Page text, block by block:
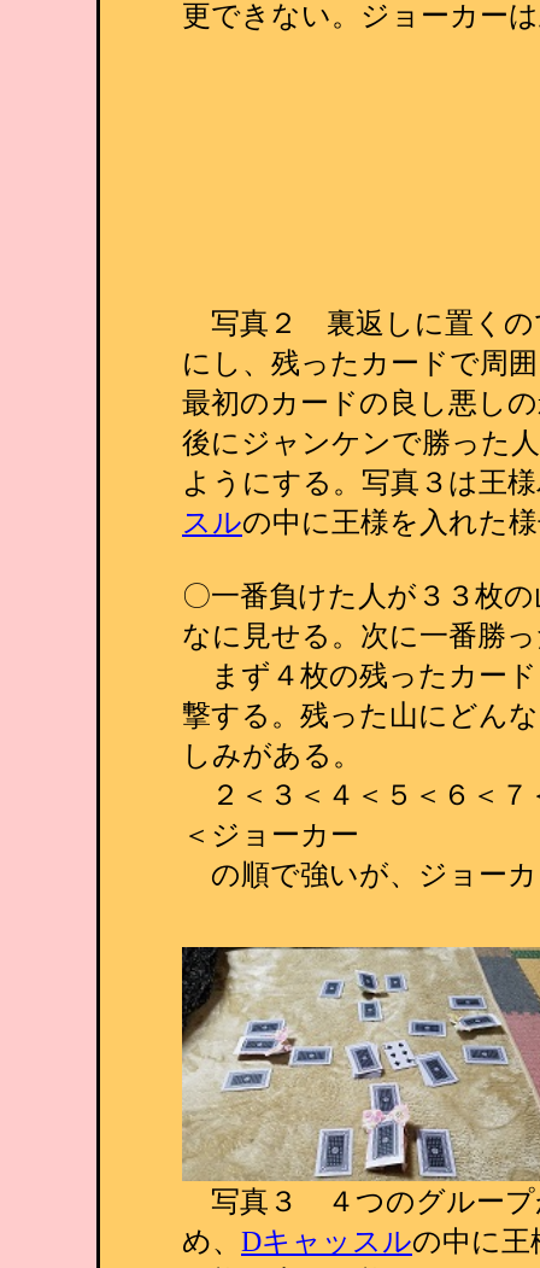
更できない。ジョーカー
写真２ 裏返しに置くの
にし、残ったカードで周
最初のカードの良し悪し
後にジャンケンで勝った
ようにする。 写真３は王
スルの中に王様を入れた
〇一番負けた人が３３枚
なに見せる。次に一番勝
まず４枚の残ったカー
撃する。残った山にどん
しみがある。
２＜３＜４＜５＜６＜
＜ジョーカー
の順で強いが、ジョー
写真３ ４つのグループ
め、 Dキャッスルの中に王